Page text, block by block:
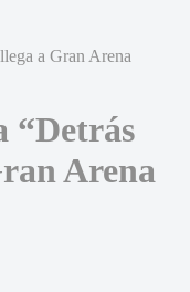
“Detrás
Arena